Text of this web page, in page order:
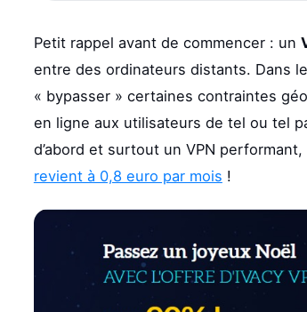
Petit rappel avant de commencer : un
entre des ordinateurs distants. Dans
« bypasser » certaines contraintes
en ligne aux utilisateurs de tel ou tel
d’abord et surtout un VPN
revient à 0,8 euro par mois !